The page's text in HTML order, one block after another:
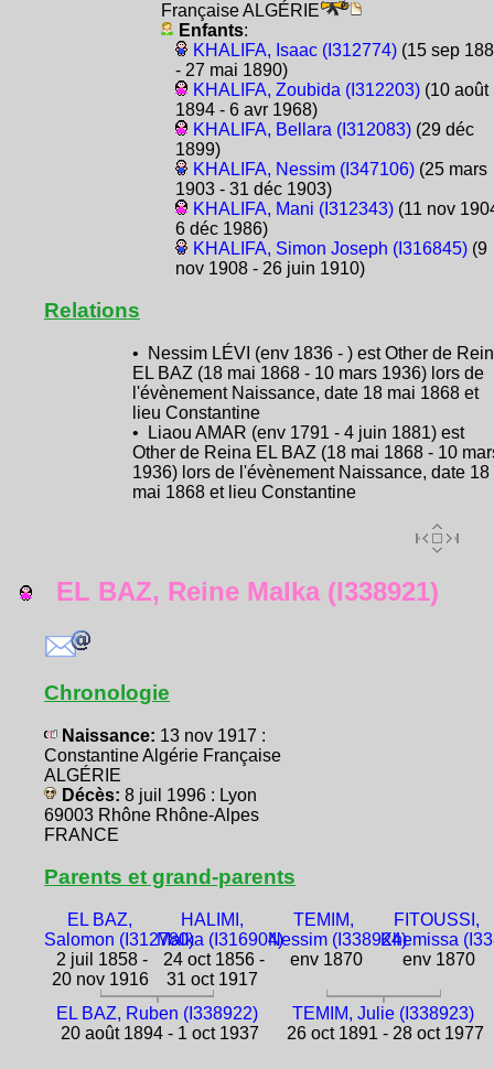
Française ALGÉRIE
Enfants:
KHALIFA, Isaac (I312774)(15 sep
- 27 mai 1890)
KHALIFA, Zoubida (I312203)(10 août
1894 - 6 avr 1968)
KHALIFA, Bellara (I312083)(29 déc
1899)
KHALIFA, Nessim (I347106)(25 mars
1903 - 31 déc 1903)
KHALIFA, Mani (I312343)(11 nov
6 déc 1986)
KHALIFA, Simon Joseph (I316845)(9
nov 1908 - 26 juin 1910)
Relations
• Nessim LÉVI (env 1836 - ) est Other de
EL BAZ (18 mai 1868 - 10 mars 1936) lors de
l'évènement Naissance, date 18 mai 1868 et
lieu Constantine
• Liaou AMAR (env 1791 - 4 juin 1881) est
Other de Reina EL BAZ (18 mai 1868 - 10
1936) lors de l'évènement Naissance, date 18
mai 1868 et lieu Constantine
EL BAZ, Reine Malka (I338921)
Chronologie
Naissance: 13 nov 1917 :
Constantine Algérie Française
ALGÉRIE
Décès: 8 juil 1996 : Lyon
69003 Rhône Rhône-Alpes
FRANCE
Parents et grand-parents
EL BAZ,
Salomon (I312780)
2 juil 1858 -
20 nov 1916
HALIMI,
Malka (I316904)
24 oct 1856 -
31 oct 1917
TEMIM,
Nessim (I338924)
env 1870
FITOUSSI,
Khemissa
env 1870
EL BAZ, Ruben (I338922)
20 août 1894 - 1 oct 1937
TEMIM, Julie (I338923)
26 oct 1891 - 28 oct 1977